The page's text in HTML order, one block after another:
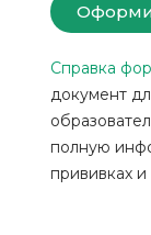
Справка
документ
полную
прививках